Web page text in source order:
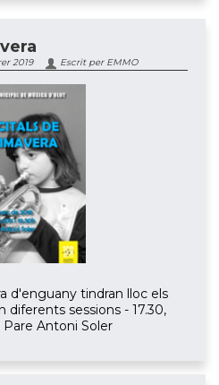
2019 Escrit per EMMO
d'enguany tindran lloc els
diferents sessions - 17.30,
Pare Antoni Soler